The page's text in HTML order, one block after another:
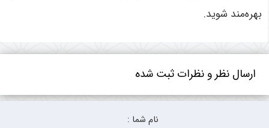
بهره‌مند شوید.
ارسال نظر و نظرات ثبت شده
نام شما :